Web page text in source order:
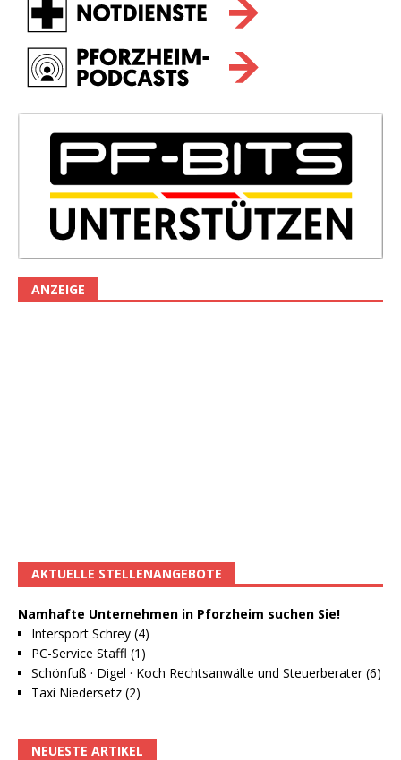
ANZEIGE
AKTUELLE STELLENANGEBOTE
Namhafte Unternehmen in Pforzheim suchen Sie!
Intersport Schrey (4)
PC-Service Staffl (1)
Schönfuß · Digel · Koch Rechtsanwälte und Steuerberater (6)
Taxi Niedersetz (2)
NEUESTE ARTIKEL